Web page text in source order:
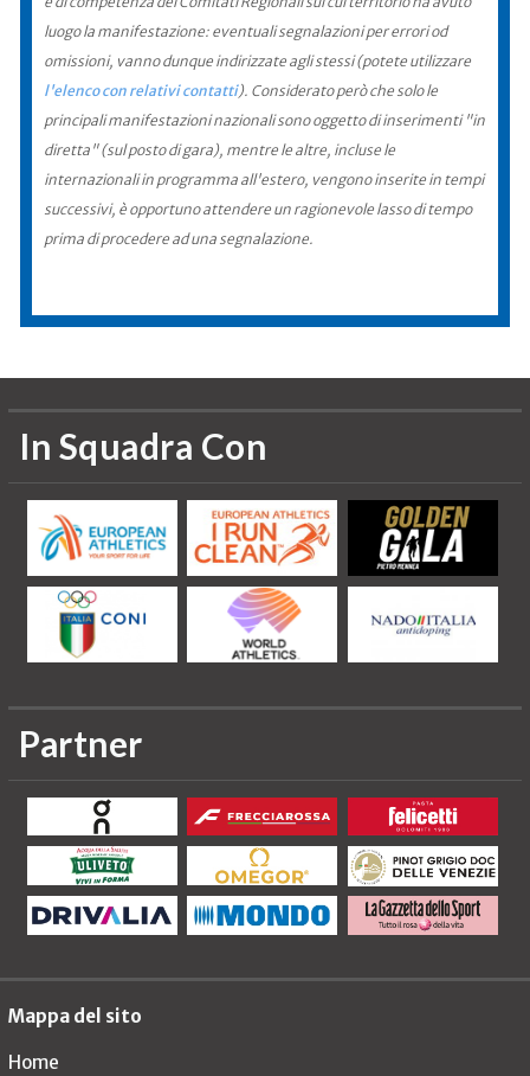
luogo la manifestazione: eventuali segnalazioni per errori od
omissioni, vanno dunque indirizzate agli stessi (potete utilizzare
l'elenco con relativi contatti). Considerato però che solo le
principali manifestazioni nazionali sono oggetto di inserimenti "in
diretta" (sul posto di gara), mentre le altre, incluse le
internazionali in programma all'estero, vengono inserite in tempi
successivi, è opportuno attendere un ragionevole lasso di tempo
prima di procedere ad una segnalazione.
In Squadra Con
Partner
Mappa del sito
Home